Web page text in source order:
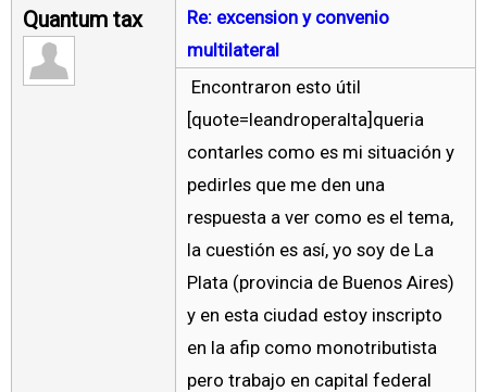
Quantum tax
Re: excension y convenio
multilateral
Encontraron esto útil
[quote=leandroperalta]queria
contarles como es mi situación y
pedirles que me den una
respuesta a ver como es el tema,
la cuestión es así, yo soy de La
Plata (provincia de Buenos Aires)
y en esta ciudad estoy inscripto
en la afip como monotributista
pero trabajo en capital federal